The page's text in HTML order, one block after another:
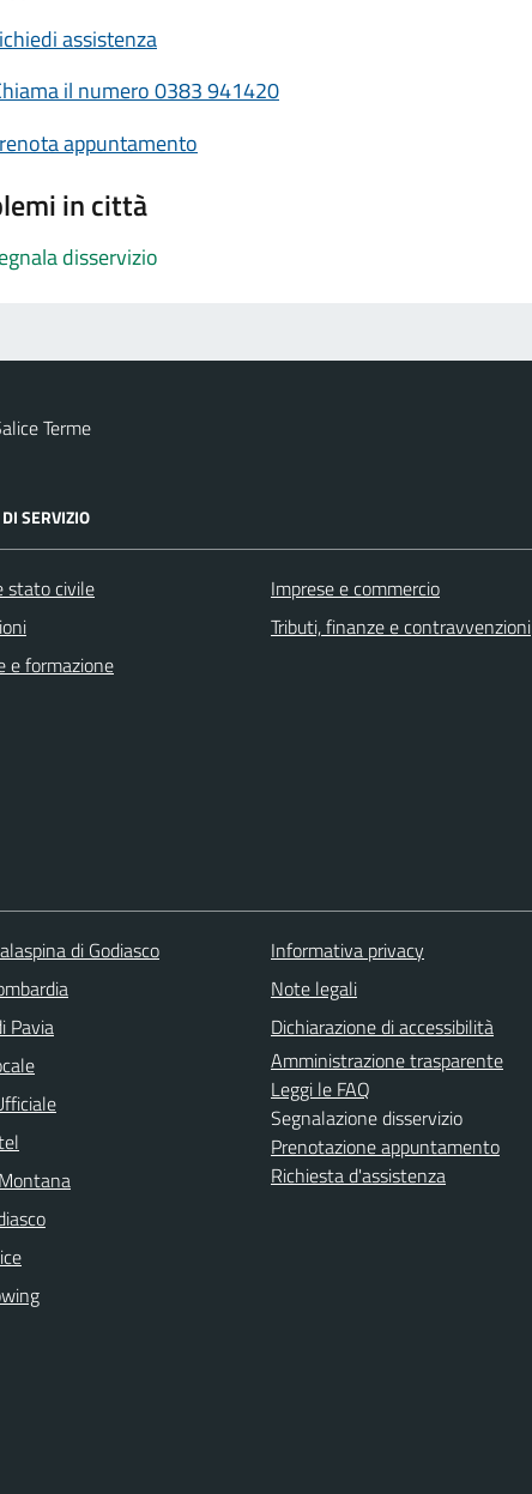
assistenza
il numero 0383 941420
appuntamento
in città
disservizio
Terme
SERVIZIO
stato civile
e formazione
Imprese e commercio
Tributi, finanze e contravvenzioni
di Godiasco
Pavia
Informativa privacy
Note legali
Dichiarazione di accessibilità
Amministrazione trasparente
Leggi le FAQ
Segnalazione disservizio
Prenotazione appuntamento
Richiesta d'assistenza